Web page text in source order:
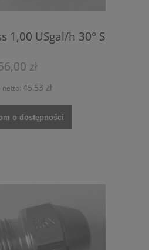
1,00 USgal/h 30° S
zł
netto: 45,53 zł
o dostępności